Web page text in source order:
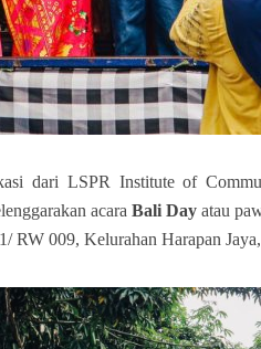
dari LSPR Institute of
acara Bali Day atau
RW 009, Kelurahan Harapan